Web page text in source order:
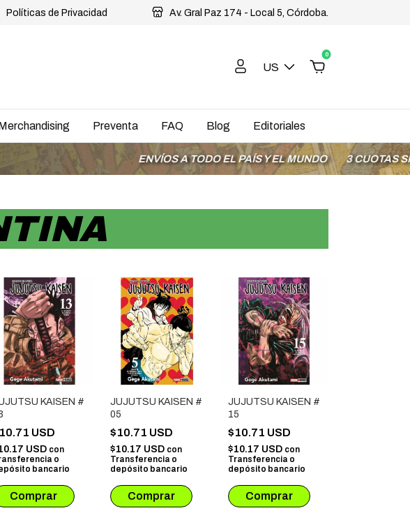
Políticas de Privacidad Av. Gral Paz 174 - Local 5, Córdoba.
US
0
Preventa FAQ Blog Editoriales
ENVÍOS A TODO EL PAÍS Y EL MUNDO 3 CUOTAS SIN INTERÉS
KAISEN #
USD
USD con
o
bancario
JUJUTSU KAISEN #
05
$10.71 USD
$10.17 USD con
Transferencia o
depósito bancario
JUJUTSU KAISEN #
15
$10.71 USD
$10.17 USD con
Transferencia o
depósito bancario